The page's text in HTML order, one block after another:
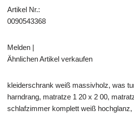
Artikel Nr.:
0090543368
Melden |
Ähnlichen Artikel verkaufen
kleiderschrank weiß massivholz, was
harndrang, matratze 1 20 x 2 00,
schlafzimmer komplett weiß hochglanz,